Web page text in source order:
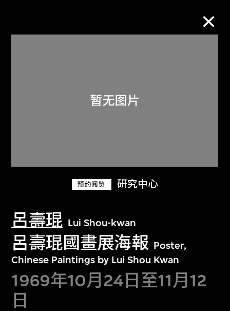
预约阅览 研究中心
呂壽琨 Lui Shou-kwan
呂壽琨國畫展海報 Poster,
Chinese Paintings by Lui Shou Kwan
1969年10月24日至11月12
日
关于M+藏品
探索世界顶级的二十及二十一世纪视觉
文化藏品。